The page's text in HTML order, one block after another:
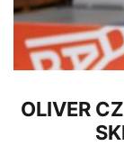
OLIVER